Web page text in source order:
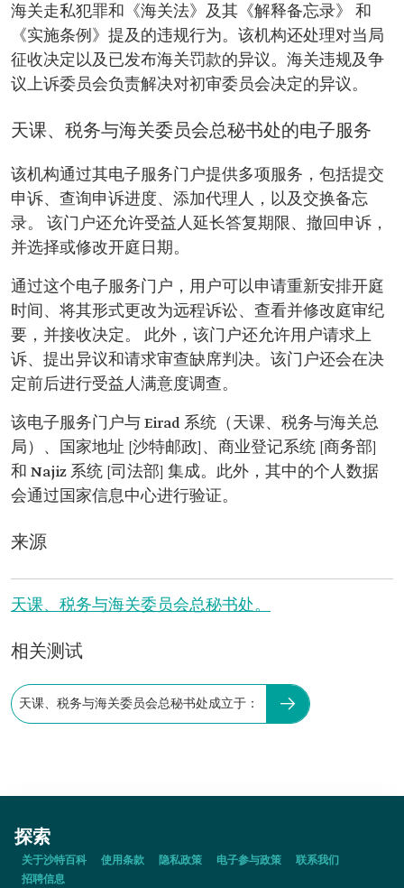
海关走私犯罪和《海关法》及其《解释备忘录》 和
《实施条例》提及的违规行为。该机构还处理对当局
征收决定以及已发布海关罚款的异议。海关违规及争
议上诉委员会负责解决对初审委员会决定的异议。
天课、税务与海关委员会总秘书处的电子服务
该机构通过其电子服务门户提供多项服务，包括提交
申诉、查询申诉进度、添加代理人，以及交换备忘
录。 该门户还允许受益人延长答复期限、撤回申诉，
并选择或修改开庭日期。
通过这个电子服务门户，用户可以申请重新安排开庭
时间、将其形式更改为远程诉讼、查看并修改庭审纪
要，并接收决定。 此外，该门户还允许用户请求上
诉、提出异议和请求审查缺席判决。该门户还会在决
定前后进行受益人满意度调查。
该电子服务门户与 Eirad 系统（天课、税务与海关总
局）、国家地址 [沙特邮政]、商业登记系统 [商务部]
和 Najiz 系统 [司法部] 集成。此外，其中的个人数据
会通过国家信息中心进行验证。
来源
天课、税务与海关委员会总秘书处。
相关测试
天课、税务与海关委员会总秘书处成立于：
探索
关于沙特百科 使用条款 隐私政策 电子参与政策
联系我们
招聘信息